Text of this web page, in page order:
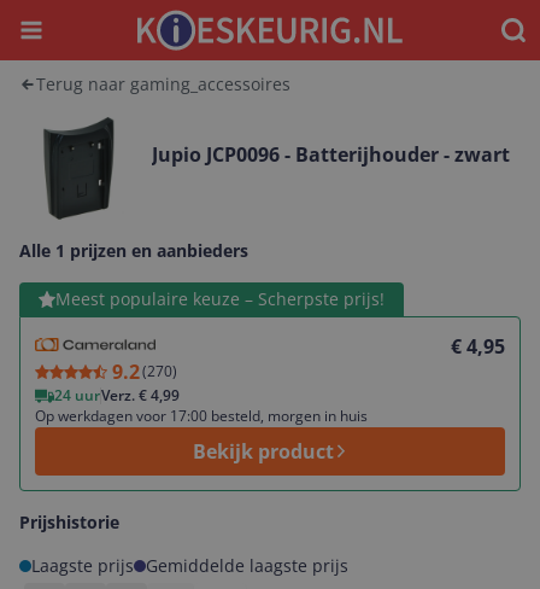
Menu
Terug naar gaming_accessoires
Jupio JCP0096 - Batterijhouder - zwart
Alle 1 prijzen en aanbieders
Meest populaire keuze – Scherpste prijs!
9.2(270)
€ 4,95
24 uurVerz. € 4,99
Op werkdagen voor 17:00 besteld, morgen in huis
Bekijk product
Bekijk product
Prijshistorie
Laagste prijs
Gemiddelde laagste prijs